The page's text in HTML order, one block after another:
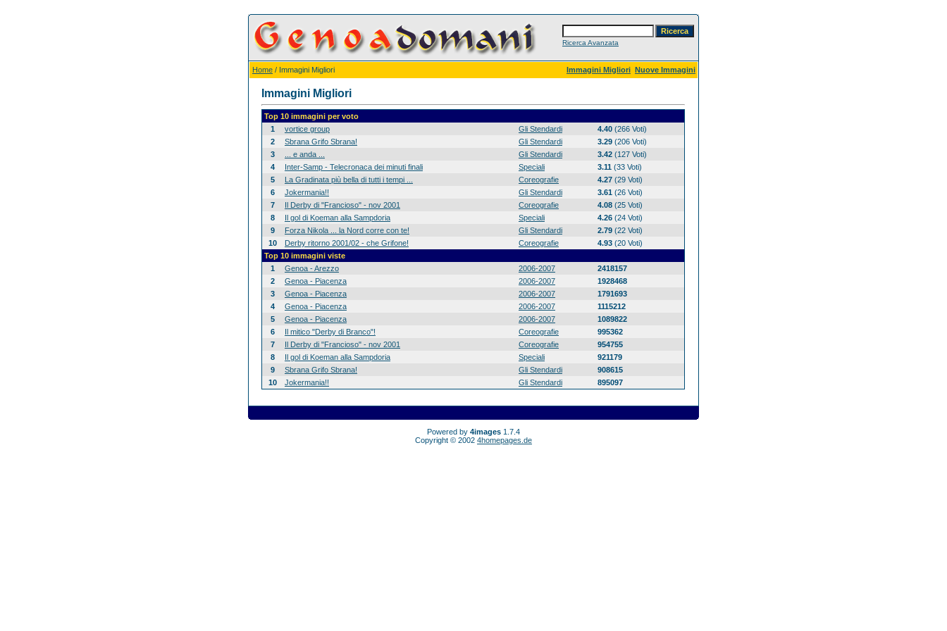
Ricerca Avanzata
Home / Immagini Migliori Immagini Migliori Nuove Immagini
Immagini Migliori
Top 10 immagini per voto
1
vortice group Gli Stendardi 4.40 (266 Voti)
2
Sbrana Grifo Sbrana! Gli Stendardi 3.29 (206 Voti)
3
... e anda ... Gli Stendardi 3.42 (127 Voti)
4
Inter-Samp - Telecronaca dei minuti finali Speciali 3.11 (33 Voti)
5
La Gradinata più bella di tutti i tempi ... Coreografie 4.27 (29 Voti)
6
Jokermania!! Gli Stendardi 3.61 (26 Voti)
7
Il Derby di "Francioso" - nov 2001 Coreografie 4.08 (25 Voti)
8
Il gol di Koeman alla Sampdoria Speciali 4.26 (24 Voti)
9
Forza Nikola ... la Nord corre con te! Gli Stendardi 2.79 (22 Voti)
10
Derby ritorno 2001/02 - che Grifone! Coreografie 4.93 (20 Voti)
Top 10 immagini viste
1
Genoa - Arezzo 2006-2007
2418157
2
Genoa - Piacenza 2006-2007
1928468
3
Genoa - Piacenza 2006-2007
1791693
4
Genoa - Piacenza 2006-2007
1115212
5
Genoa - Piacenza 2006-2007
1089822
6
Il mitico "Derby di Branco"! Coreografie
995362
7
Il Derby di "Francioso" - nov 2001 Coreografie
954755
8
Il gol di Koeman alla Sampdoria Speciali
921179
9
Sbrana Grifo Sbrana! Gli Stendardi
908615
10
Jokermania!! Gli Stendardi 895097
Powered by 4images 1.7.4
Copyright © 2002 4homepages.de